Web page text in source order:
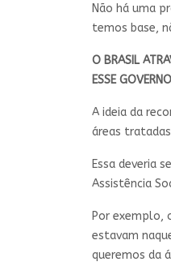
Não há uma
temos base,
O BRASIL
ESSE
A ideia da
áreas
Essa deveria
Assistência
Por exemplo,
estavam
queremos da